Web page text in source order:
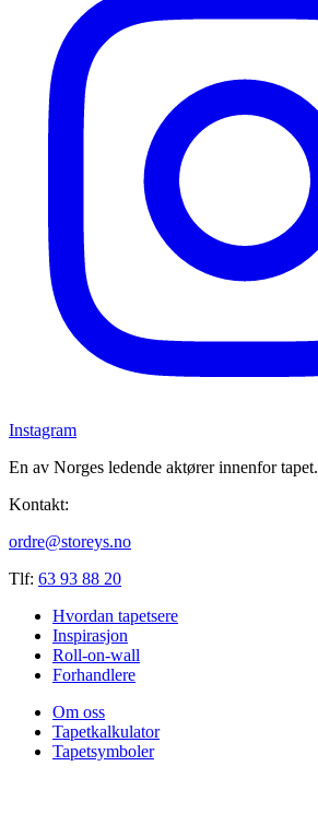
Instagram
En av Norges ledende aktører innenfor tapet.
Kontakt:
ordre@storeys.no
Tlf: 63 93 88 20
Hvordan tapetsere
Inspirasjon
Roll-on-wall
Forhandlere
Om oss
Tapetkalkulator
Tapetsymboler